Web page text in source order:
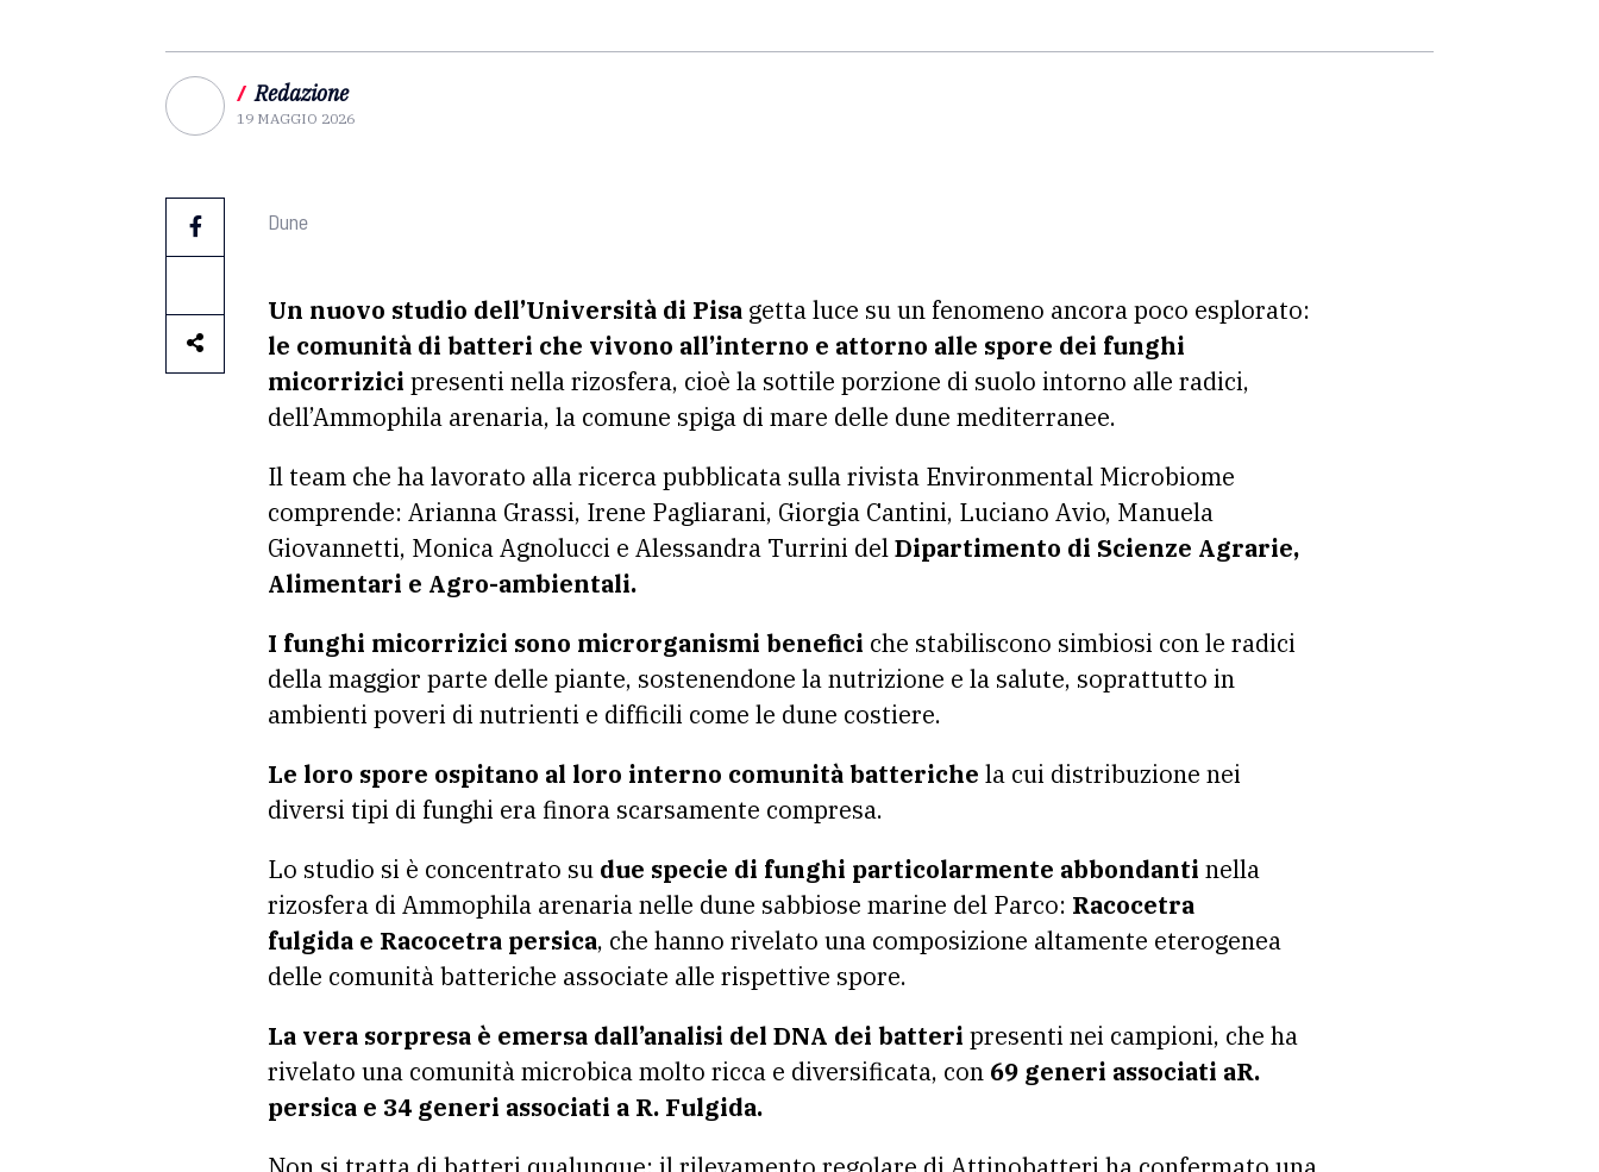
/ Redazione
19 MAGGIO 2026
Dune
Un nuovo studio dell’Università di Pisa getta luce su un fenomeno ancora poco esplorato:
le comunità di batteri che vivono all’interno e attorno alle spore dei funghi
micorrizici presenti nella rizosfera, cioè la sottile porzione di suolo intorno alle radici,
dell’Ammophila arenaria, la comune spiga di mare delle dune mediterranee.
Il team che ha lavorato alla ricerca pubblicata sulla rivista Environmental Microbiome
comprende: Arianna Grassi, Irene Pagliarani, Giorgia Cantini, Luciano Avio, Manuela
Giovannetti, Monica Agnolucci e Alessandra Turrini delDipartimento di Scienze Agrarie,
Alimentari e Agro-ambientali.
I funghi micorrizici sono microrganismi benefici che stabiliscono simbiosi con le radici
della maggior parte delle piante, sostenendone la nutrizione e la salute, soprattutto in
ambienti poveri di nutrienti e difficili come le dune costiere.
Le loro spore ospitano al loro interno comunità batteriche la cui distribuzione nei
diversi tipi di funghi era finora scarsamente compresa.
Lo studio si è concentrato su due specie di funghi particolarmente abbondanti nella
rizosfera di Ammophila arenaria nelle dune sabbiose marine del Parco: Racocetra
fulgida e Racocetra persica, che hanno rivelato una composizione altamente eterogenea
delle comunità batteriche associate alle rispettive spore.
La vera sorpresa è emersa dall’analisi del DNA dei batteri presenti nei campioni, che ha
rivelato una comunità microbica molto ricca e diversificata, con 69 generi associati aR.
persica e 34 generi associati a R. Fulgida.